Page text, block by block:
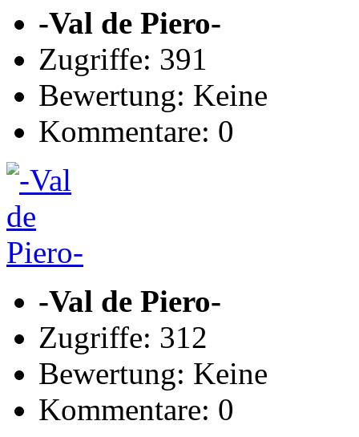
-Val de Piero-
Zugriffe: 391
Bewertung: Keine
Kommentare: 0
-Val de Piero-
Zugriffe: 312
Bewertung: Keine
Kommentare: 0